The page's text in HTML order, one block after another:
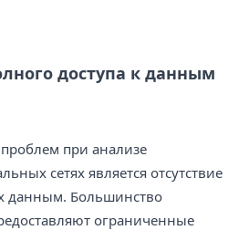
доступа к данным
при анализе
сетях является отсутствие
данным. Большинство
ограниченные